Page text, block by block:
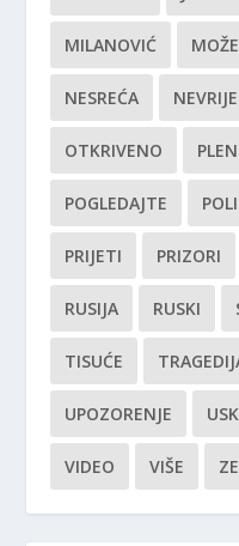
MILANOVIĆ MOŽE
NESREĆA
OTKRIVENO
POGLEDAJTE
PRIJETI PRIZORI
RUSIJA RUSKI
TISUĆE
UPOZORENJE
VIDEO VIŠE